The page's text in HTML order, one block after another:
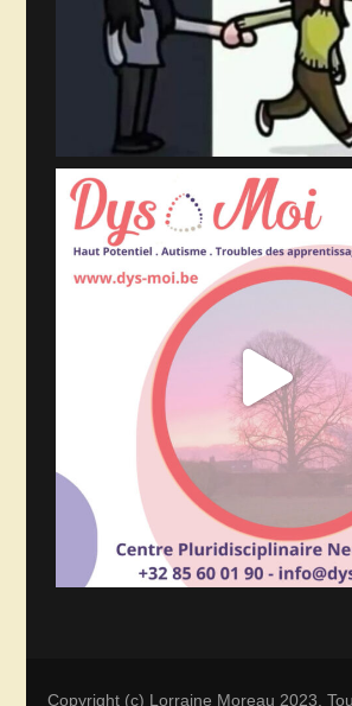
Copyright (c) Lorraine Moreau 2023.